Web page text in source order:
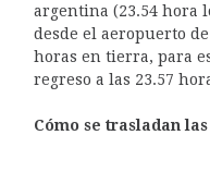
argentina (23.54 hora
desde el aeropuerto
horas en tierra, para
regreso a las 23.57
Cómo se trasladan